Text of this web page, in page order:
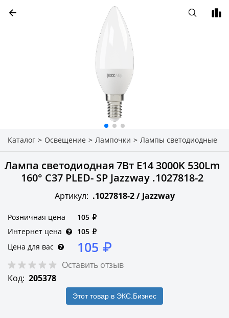
Каталог > Освещение > Лампочки > Лампы светодиодные
Лампа светодиодная 7Вт E14 3000K 530Lm
160° C37 PLED- SP Jazzway .1027818-2
Артикул: .1027818-2 / Jazzway
Розничная цена 105 ₽
Интернет цена
105 ₽
Цена для вас
105 ₽
Оставить отзыв
Код: 205378
Этот товар в ЭКС.Бизнес